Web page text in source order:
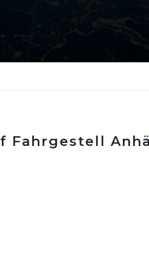
Fahrgestell